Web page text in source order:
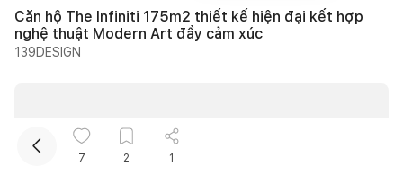
Căn hộ The Infiniti 175m2 thiết kế hiện đại kết hợp
nghệ thuật Modern Art đầy cảm xúc
139DESIGN
7 2 1
Mua sắm hoàn thiện nhà